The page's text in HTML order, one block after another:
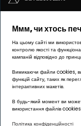
Ммм, чи хтось
На цьому сайті ми
контролю якості та
кампаній відповідно до
Вимикаючи файли cookies,
функцій сайту, таких як
інтерактивних макетів.
В будь-який момент ви
використання файлів
Політика конфіденційності
Інвестицію
вул.